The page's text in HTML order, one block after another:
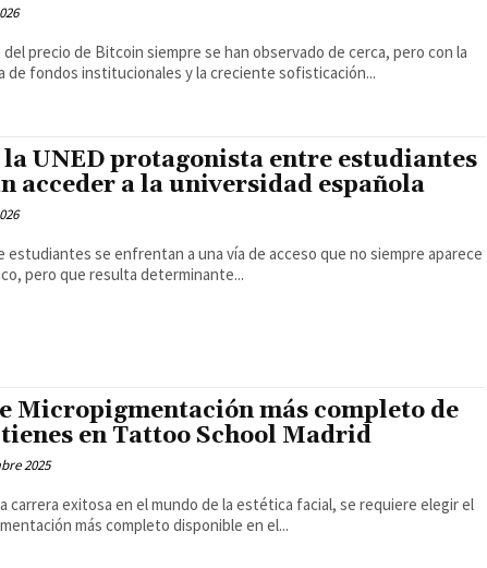
precio de Bitcoin siempre se han observado de cerca, pero con la
de fondos institucionales y la creciente sofisticación...
la UNED protagonista entre estudiantes
acceder a la universidad española
estudiantes se enfrentan a una vía de acceso que no siempre aparece
pero que resulta determinante...
Micropigmentación más completo de
en Tattoo School Madrid
2025
carrera exitosa en el mundo de la estética facial, se requiere elegir el
más completo disponible en el...